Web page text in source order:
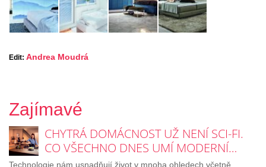
Edit: Andrea Moudrá
Zajímavé
CHYTRÁ DOMÁCNOST UŽ NENÍ SCI-FI.
CO VŠECHNO DNES UMÍ MODERNÍ…
Technologie nám usnadňují život v mnoha ohledech včetně